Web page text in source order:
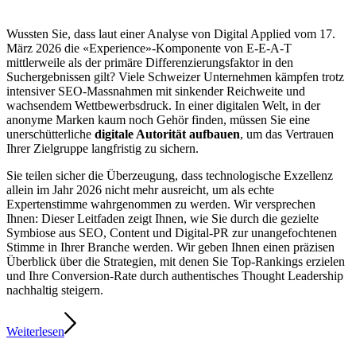
Wussten Sie, dass laut einer Analyse von Digital Applied vom 17.
März 2026 die «Experience»-Komponente von E-E-A-T
mittlerweile als der primäre Differenzierungsfaktor in den
Suchergebnissen gilt? Viele Schweizer Unternehmen kämpfen trotz
intensiver SEO-Massnahmen mit sinkender Reichweite und
wachsendem Wettbewerbsdruck. In einer digitalen Welt, in der
anonyme Marken kaum noch Gehör finden, müssen Sie eine
unerschütterliche digitale Autorität aufbauen, um das Vertrauen
Ihrer Zielgruppe langfristig zu sichern.
Sie teilen sicher die Überzeugung, dass technologische Exzellenz
allein im Jahr 2026 nicht mehr ausreicht, um als echte
Expertenstimme wahrgenommen zu werden. Wir versprechen
Ihnen: Dieser Leitfaden zeigt Ihnen, wie Sie durch die gezielte
Symbiose aus SEO, Content und Digital-PR zur unangefochtenen
Stimme in Ihrer Branche werden. Wir geben Ihnen einen präzisen
Überblick über die Strategien, mit denen Sie Top-Rankings erzielen
und Ihre Conversion-Rate durch authentisches Thought Leadership
nachhaltig steigern.
Weiterlesen